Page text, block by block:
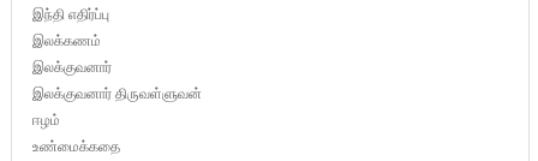
இந்தி எதிர்ப்பு
இலக்கணம்
இலக்குவனார்
இலக்குவனார் திருவள்ளுவன்
ஈழம்
உண்மைக்கதை